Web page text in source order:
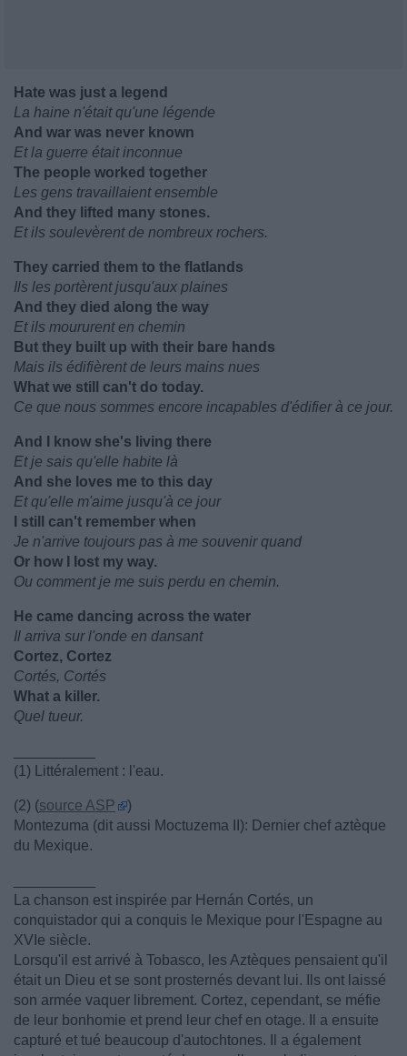
Hate was just a legend
La haine n'était qu'une légende
And war was never known
Et la guerre était inconnue
The people worked together
Les gens travaillaient ensemble
And they lifted many stones.
Et ils soulevèrent de nombreux rochers.
They carried them to the flatlands
Ils les portèrent jusqu'aux plaines
And they died along the way
Et ils moururent en chemin
But they built up with their bare hands
Mais ils édifièrent de leurs mains nues
What we still can't do today.
Ce que nous sommes encore incapables d'édifier à ce jour.
And I know she's living there
Et je sais qu'elle habite là
And she loves me to this day
Et qu'elle m'aime jusqu'à ce jour
I still can't remember when
Je n'arrive toujours pas à me souvenir quand
Or how I lost my way.
Ou comment je me suis perdu en chemin.
He came dancing across the water
Il arriva sur l'onde en dansant
Cortez, Cortez
Cortés, Cortés
What a killer.
Quel tueur.
(1) Littéralement : l'eau.
(2) (source ASP
)
Montezuma (dit aussi Moctuzema II): Dernier chef aztèque
du Mexique.
La chanson est inspirée par Hernán Cortés, un
conquistador qui a conquis le Mexique pour l'Espagne au
XVIe siècle.
Lorsqu'il est arrivé à Tobasco, les Aztèques pensaient qu'il
était un Dieu et se sont prosternés devant lui. Ils ont laissé
son armée vaquer librement. Cortez, cependant, se méfie
de leur bonhomie et prend leur chef en otage. Il a ensuite
capturé et tué beaucoup d'autochtones. Il a également